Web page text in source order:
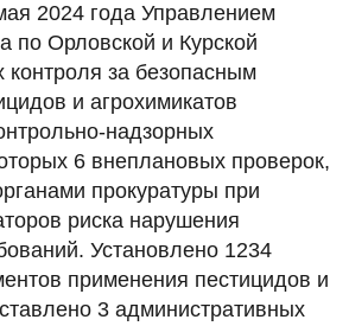
2024 года Управлением
по Орловской и Курской
контроля за безопасным
и агрохимикатов
надзорных
6 внеплановых проверок,
прокуратуры при
риска нарушения
Установлено 1234
применения пестицидов и
3 административных